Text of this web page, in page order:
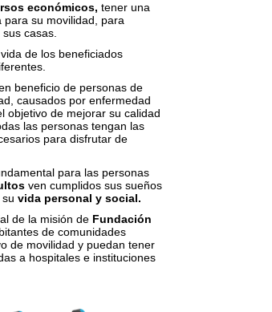
económicos, tener una
para su movilidad, para
casas.
de los beneficiados
beneficio de personas de
causados por enfermedad
objetivo de mejorar su calidad
las personas tengan las
para disfrutar de
para las personas
ven cumplidos sus sueños
vida personal y social.
de la misión de Fundación
de comunidades
de movilidad y puedan tener
a hospitales e instituciones